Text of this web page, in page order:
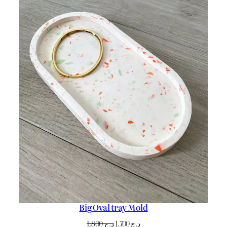
Big Oval tray Mold
د.ج1.800
Le
د.ج1.700
Le